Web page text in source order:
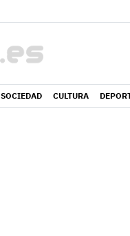
SOCIEDAD CULTURA